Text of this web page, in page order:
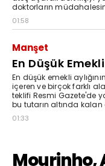
doktorların
01:58
Manşet
En Düşük
En düşük emekli
içeren ve birçok farklı
teklifi Resmi Gazete'de
bu tutarın altında
01:33